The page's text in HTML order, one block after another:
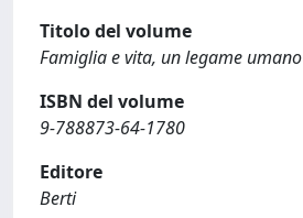
Titolo del volume
Famiglia e vita, un legame umano
ISBN del volume
9-788873-64-1780
Editore
Berti